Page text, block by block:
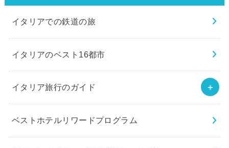
イタリアでの鉄道の旅
イタリアのベスト16都市
イタリア旅行のガイド
ベストホテルリワードプログラム